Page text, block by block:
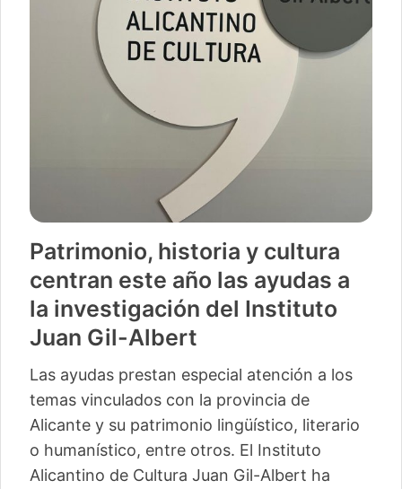
Patrimonio, historia y cultura
centran este año las ayudas a
la investigación del Instituto
Juan Gil-Albert
Las ayudas prestan especial atención a los
temas vinculados con la provincia de
Alicante y su patrimonio lingüístico, literario
o humanístico, entre otros. El Instituto
Alicantino de Cultura Juan Gil-Albert ha